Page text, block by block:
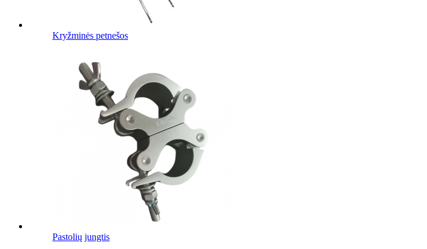
Kryžminės petnešos
Pastolių jungtis